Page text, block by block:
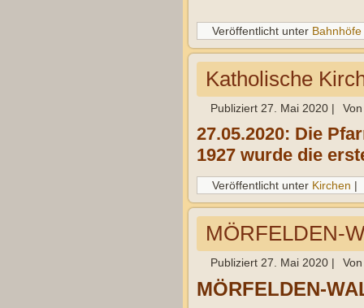
Veröffentlicht unter Bahnhöfe
Katholische
Publiziert 27. Mai 2020 | Von
27.05.2020: Die
1927 wurde die
Veröffentlicht unter Kirchen |
MÖRFELDEN-
Publiziert 27. Mai 2020 | Von
MÖRFELDEN-